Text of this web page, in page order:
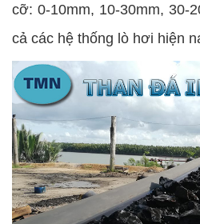
cỡ: 0-10mm, 10-30mm, 30-
cả các hệ thống lò hơi hiện